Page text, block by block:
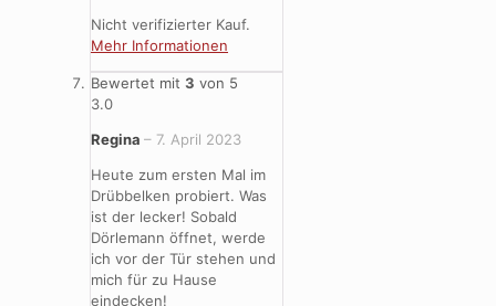
Nicht verifizierter Kauf.
Mehr Informationen
Bewertet mit 3 von 5
3.0
Regina – 7. April 2023
Heute zum ersten Mal im
Drübbelken probiert. Was
ist der lecker! Sobald
Dörlemann öffnet, werde
ich vor der Tür stehen und
mich für zu Hause
eindecken!